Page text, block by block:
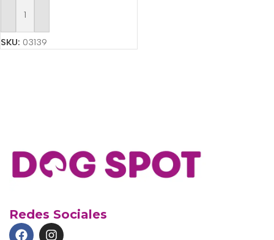
Añadir Al Carrito
SKU: 03139
Redes Sociales